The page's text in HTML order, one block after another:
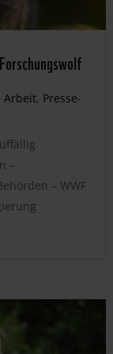
Arbeit, Presse-
–
– WWF